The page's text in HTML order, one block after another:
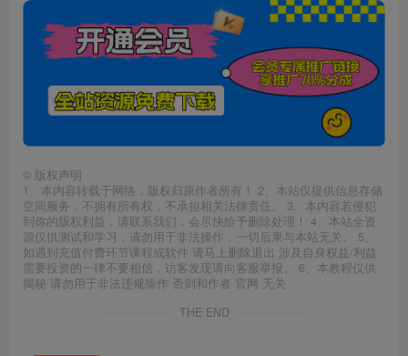
© 版权声明
1、本内容转载于网络，版权归原作者所有！ 2、本站仅提供信息存储
空间服务，不拥有所有权，不承担相关法律责任。 3、本内容若侵犯
到你的版权利益，请联系我们，会尽快给予删除处理！ 4、本站全资
源仅供测试和学习，请勿用于非法操作，一切后果与本站无关。 5、
如遇到充值付费环节课程或软件 请马上删除退出 涉及自身权益/利益
需要投资的一律不要相信，访客发现请向客服举报。 6、本教程仅供
揭秘 请勿用于非法违规操作 否则和作者 官网 无关
THE END